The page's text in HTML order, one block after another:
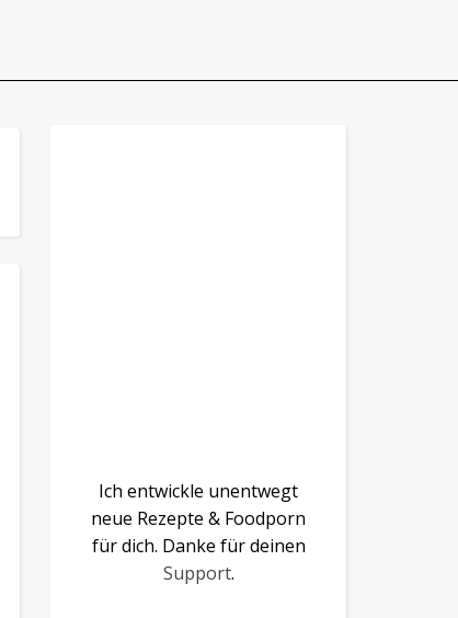
Ich entwickle unentwegt
neue Rezepte & Foodporn
für dich. Danke für deinen
Support.